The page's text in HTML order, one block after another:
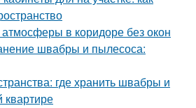
в коридоре без окон
швабры и пылесоса:
где хранить швабры и
квартире